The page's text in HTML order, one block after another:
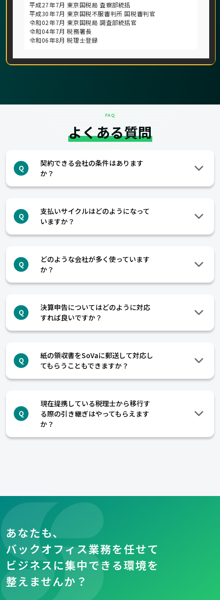
平成27年7月 東京国税局 査察部統括
平成30年7月 東京国税不服審判所 国税審判官
令和02年7月 東京国税局 調査部統括官
令和04年7月 税務署長
令和06年8月 税理士登録
FAQ
よくある質問
Q
契約できる会社の条件はあります
か？
Q
支払いサイクルはどのようになって
いますか？
Q
どのような会社が多く使っています
か？
Q
決算申告についてはどのように対応
すれば良いですか？
Q
紙の領収書をSoVaに郵送して対応し
てもらうこともできますか？
Q
現在提携している税理士から移行す
る際の引き継ぎはやってもらえます
か？
あなたも、
バックオフィス業務を任せて
ビジネスに集中できる環境を
整えませんか？